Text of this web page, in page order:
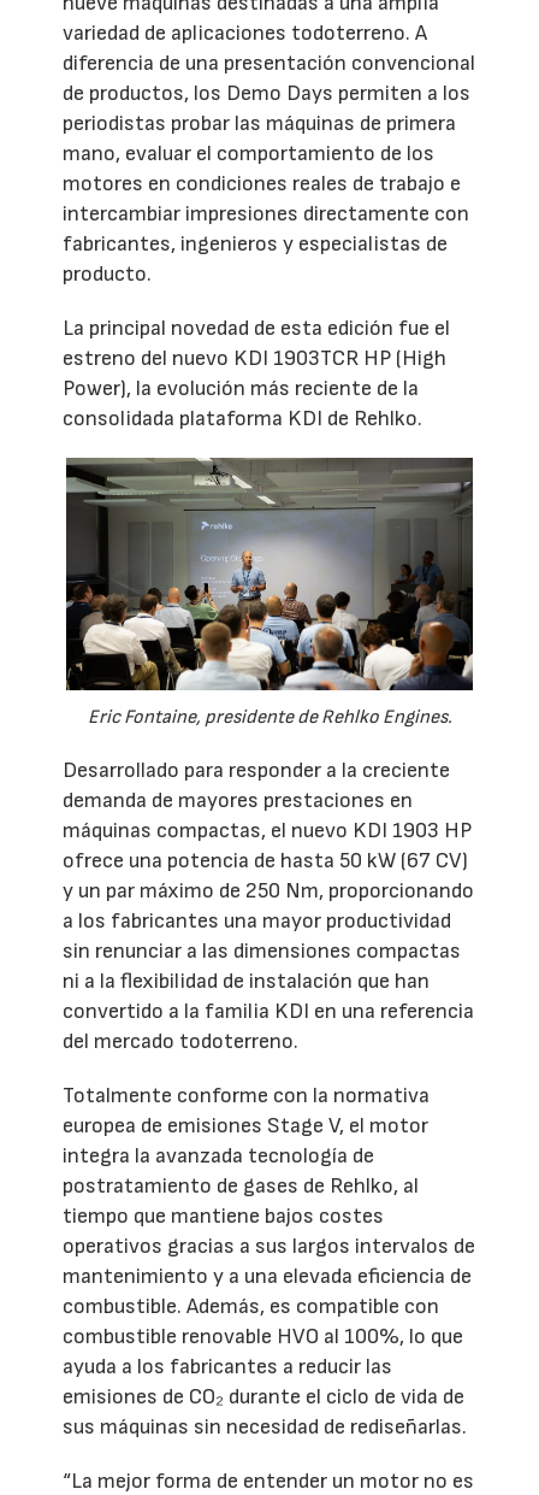
variedad de aplicaciones todoterreno. A
diferencia de una presentación convencional
de productos, los Demo Days permiten a los
periodistas probar las máquinas de primera
mano, evaluar el comportamiento de los
motores en condiciones reales de trabajo e
intercambiar impresiones directamente con
fabricantes, ingenieros y especialistas de
producto.
La principal novedad de esta edición fue el
estreno del nuevo KDI 1903TCR HP (High
Power), la evolución más reciente de la
consolidada plataforma KDI de Rehlko.
Eric Fontaine, presidente de Rehlko Engines.
Desarrollado para responder a la creciente
demanda de mayores prestaciones en
máquinas compactas, el nuevo KDI 1903 HP
ofrece una potencia de hasta 50 kW (67 CV)
y un par máximo de 250 Nm, proporcionando
a los fabricantes una mayor productividad
sin renunciar a las dimensiones compactas
ni a la flexibilidad de instalación que han
convertido a la familia KDI en una referencia
del mercado todoterreno.
Totalmente conforme con la normativa
europea de emisiones Stage V, el motor
integra la avanzada tecnología de
postratamiento de gases de Rehlko, al
tiempo que mantiene bajos costes
operativos gracias a sus largos intervalos de
mantenimiento y a una elevada eficiencia de
combustible. Además, es compatible con
combustible renovable HVO al 100%, lo que
ayuda a los fabricantes a reducir las
emisiones de CO₂ durante el ciclo de vida de
sus máquinas sin necesidad de rediseñarlas.
“La mejor forma de entender un motor no es